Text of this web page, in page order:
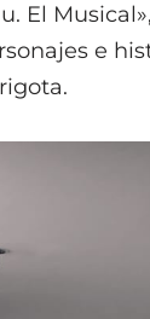
El
e